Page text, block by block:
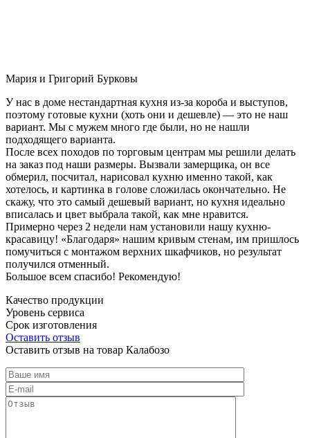
Мария и Григорий Бурковы
У нас в доме нестандартная кухня из-за короба и выступов,
поэтому готовые кухни (хоть они и дешевле) — это не наш
вариант. Мы с мужем много где были, но не нашли
подходящего варианта.
После всех походов по торговым центрам мы решили делать
на заказ под наши размеры. Вызвали замерщика, он все
обмерил, посчитал, нарисовал кухню именно такой, как
хотелось, и картинка в голове сложилась окончательно. Не
скажу, что это самый дешевый вариант, но кухня идеально
вписалась и цвет выбрала такой, как мне нравится.
Примерно через 2 недели нам установили нашу кухню-
красавицу! «Благодаря» нашим кривым стенам, им пришлось
помучиться с монтажом верхних шкафчиков, но результат
получился отменный.
Большое всем спасибо! Рекомендую!
Качество продукции
Уровень сервиса
Срок изготовления
Оставить отзыв
Оставить отзыв на товар Калабозо